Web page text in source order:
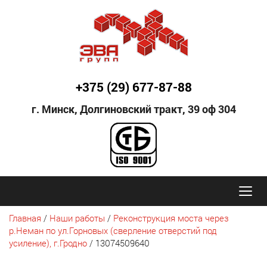
+375 (29) 677-87-88
г. Минск, Долгиновский тракт, 39 оф 304
Главная / Наши работы / Реконструкция моста через
р.Неман по ул.Горновых (сверление отверстий под
усиление), г.Гродно / 13074509640